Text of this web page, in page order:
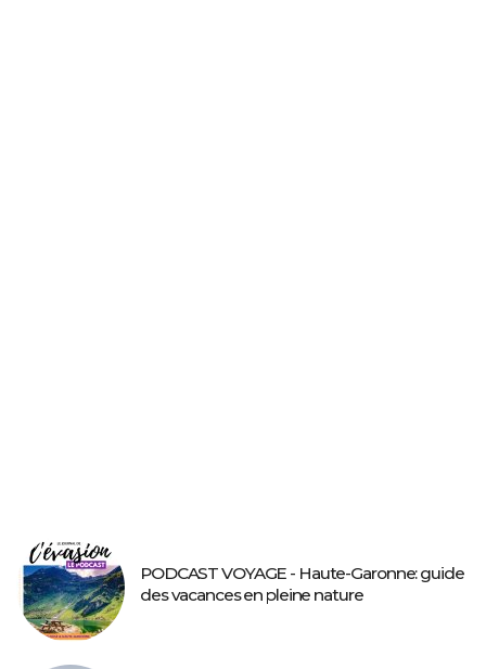
PODCAST VOYAGE - Haute-Garonne: guide
des vacances en pleine nature